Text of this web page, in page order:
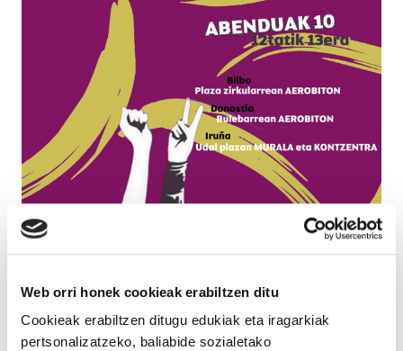
Web orri honek cookieak erabiltzen ditu
Cookieak erabiltzen ditugu edukiak eta iragarkiak
pertsonalizatzeko, baliabide sozialetako